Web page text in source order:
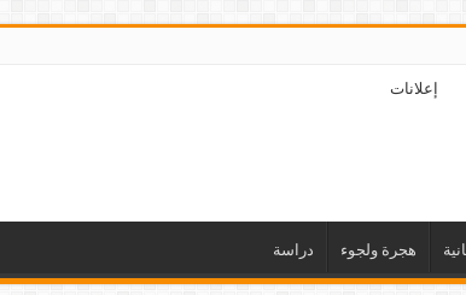
إعلانات
هجرة ولجوء دراسة